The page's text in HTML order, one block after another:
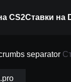
CS2Ставки на